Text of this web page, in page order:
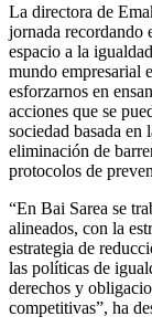
La directora de
jornada recordando
espacio a la
mundo empresarial
esforzarnos en
acciones que se
sociedad basada en
eliminación de
protocolos de
“En Bai Sarea se
alineados, con la
estrategia de
las políticas de
derechos y
competitivas”, ha